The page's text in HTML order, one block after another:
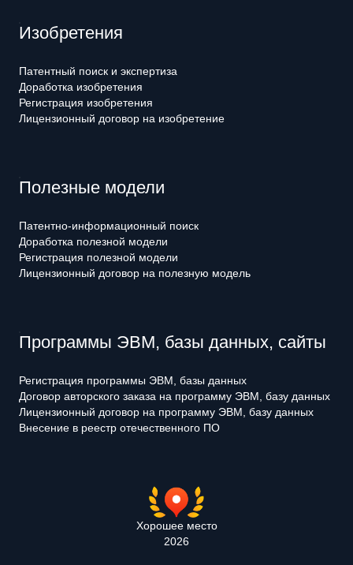
Изобретения
Патентный поиск и экспертиза
Доработка изобретения
Регистрация изобретения
Лицензионный договор на изобретение
Полезные модели
Патентно-информационный поиск
Доработка полезной модели
Регистрация полезной модели
Лицензионный договор на полезную модель
Программы ЭВМ, базы данных, сайты
Регистрация программы ЭВМ, базы данных
Договор авторского заказа на программу ЭВМ, базу данных
Лицензионный договор на программу ЭВМ, базу данных
Внесение в реестр отечественного ПО
Хорошее место
2026